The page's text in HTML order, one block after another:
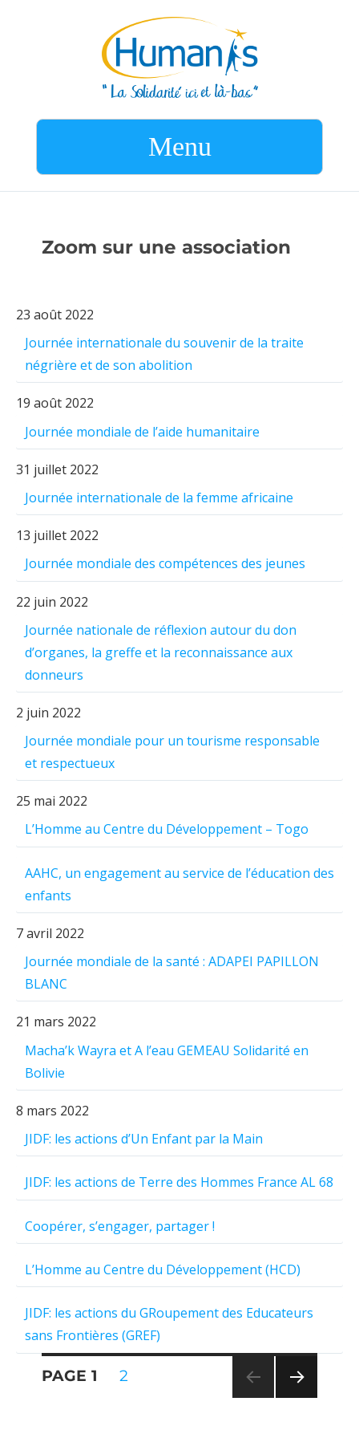
Menu
Zoom sur une association
23 août 2022
Journée internationale du souvenir de la traite
négrière et de son abolition
19 août 2022
Journée mondiale de l’aide humanitaire
31 juillet 2022
Journée internationale de la femme africaine
13 juillet 2022
Journée mondiale des compétences des jeunes
22 juin 2022
Journée nationale de réflexion autour du don
d’organes, la greffe et la reconnaissance aux
donneurs
2 juin 2022
Journée mondiale pour un tourisme responsable
et respectueux
25 mai 2022
L’Homme au Centre du Développement – Togo
AAHC, un engagement au service de l’éducation des
enfants
7 avril 2022
Journée mondiale de la santé : ADAPEI PAPILLON
BLANC
21 mars 2022
Macha’k Wayra et A l’eau GEMEAU Solidarité en
Bolivie
8 mars 2022
JIDF: les actions d’Un Enfant par la Main
JIDF: les actions de Terre des Hommes France AL 68
Coopérer, s’engager, partager !
L’Homme au Centre du Développement (HCD)
JIDF: les actions du GRoupement des Educateurs
sans Frontières (GREF)
Pagination
PAGE 1 PAGE
2